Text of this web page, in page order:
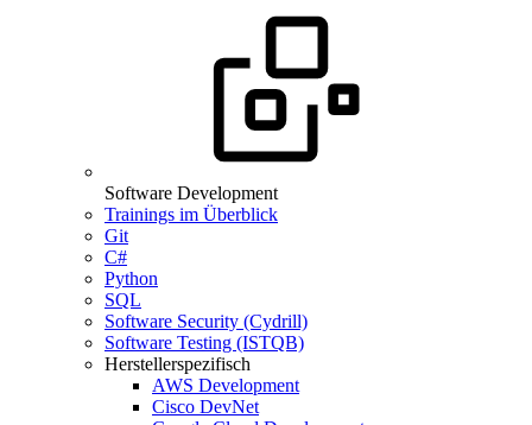
Software Development
Trainings im Überblick
Git
C#
Python
SQL
Software Security (Cydrill)
Software Testing (ISTQB)
Herstellerspezifisch
AWS Development
Cisco DevNet